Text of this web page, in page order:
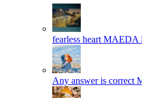
fearless heart MAEDA
Any answer is correct